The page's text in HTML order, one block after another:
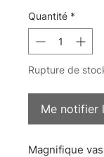
Quantité *
Rupture de
Me notifier
Magnifique